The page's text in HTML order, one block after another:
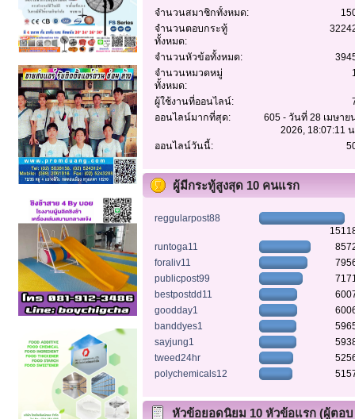
จำนวนสมาชิกทั้งหมด:
จำนวนตอบกระทู้
ทั้งหมด:
จำนวนหัวข้อทั้งหมด:
จำนวนหมวดหมู่
ทั้งหมด:
ผู้ใช้งานที่ออนไลน์:
ออนไลน์มากที่สุด:
605 - วันที่ 28 เมษาย
2026, 18:07:11
ออนไลน์วันนี้:
ผู้มีกระทู้สูงสุด 10 คนแรก
reggularpost88
runtoga11
foraliv11
publicpost99
bestpostdd11
goodday1
banddyes1
sayjung1
tweed24hr
polychemicals12
หัวข้อยอดนิยม 10 หัวข้อแรก (ผู้ตอบ